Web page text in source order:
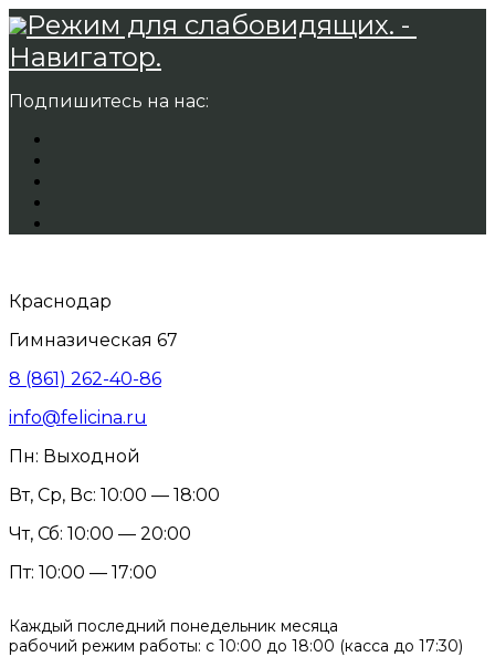
Режим для слабовидящих. -
Навигатор.
Подпишитесь на нас:
Краснодар
Гимназическая 67
8 (861) 262-40-86
info@felicina.ru
Пн: Выходной
Вт, Ср, Вс: 10:00 — 18:00
Чт, Сб: 10:00 — 20:00
Пт: 10:00 — 17:00
Каждый последний понедельник месяца
рабочий режим работы: с 10:00 до 18:00 (касса до 17:30)